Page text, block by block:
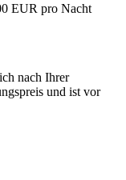
EUR pro Nacht
nach Ihrer
und ist vor